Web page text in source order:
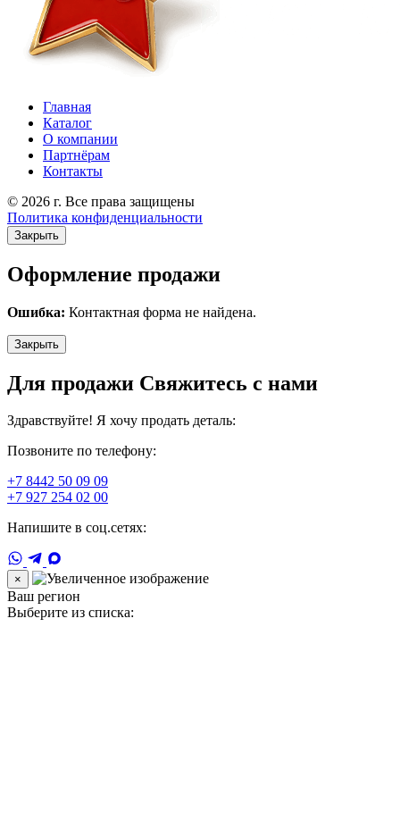
Главная
Каталог
О компании
Партнёрам
Контакты
© 2026 г. Все права защищены
Политика конфиденциальности
Закрыть
Оформление продажи
Ошибка: Контактная форма не найдена.
Закрыть
Для продажи Свяжитесь с нами
Здравствуйте! Я хочу продать деталь:
Позвоните по телефону:
+7 8442 50 09 09
+7 927 254 02 00
Напишите в соц.сетях:
×
Ваш регион
Выберите из списка: